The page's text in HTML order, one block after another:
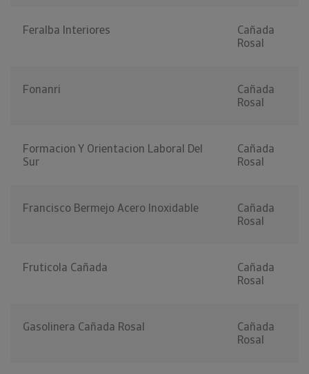
Feralba Interiores
Cañada
Rosal
Fonanri
Cañada
Rosal
Formacion Y Orientacion Laboral Del
Sur
Cañada
Rosal
Francisco Bermejo Acero Inoxidable
Cañada
Rosal
Fruticola Cañada
Cañada
Rosal
Gasolinera Cañada Rosal
Cañada
Rosal